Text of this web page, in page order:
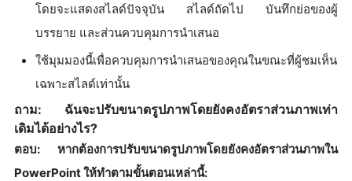
โดยจะแสดงสไลด์ปัจจุบัน สไลด์ถัดไป บันทึกย่อของผู้
บรรยาย และส่วนควบคุมการนำเสนอ
ใช้มุมมองนี้เพื่อควบคุมการนำเสนอของคุณในขณะที่ผู้ชมเห็น
เฉพาะสไลด์เท่านั้น
ถาม: ฉันจะปรับขนาดรูปภาพโดยยังคงอัตราส่วนภาพเท่า
เดิมได้อย่างไร?
ตอบ: หากต้องการปรับขนาดรูปภาพโดยยังคงอัตราส่วนภาพใน
PowerPoint ให้ทำตามขั้นตอนเหล่านี้: